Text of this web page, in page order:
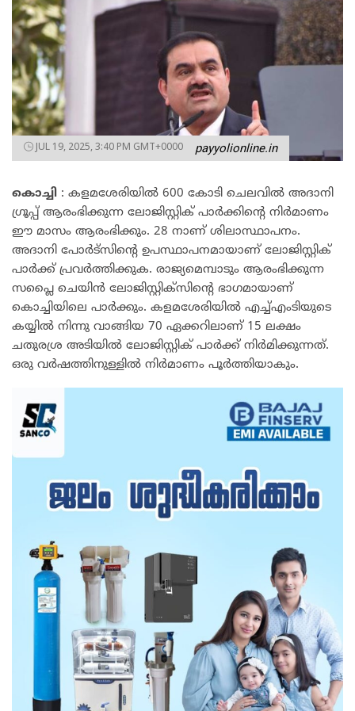
JUL 19, 2025, 3:40 PM GMT+0000 payyolionline.in
കൊച്ചി : കളമശേരിയിൽ 600 കോടി ചെലവിൽ അദാനി
ഗ്രൂപ്പ് ആരംഭിക്കുന്ന ലോജിസ്റ്റിക് പാർക്കിന്റെ നിർമാണം
ഈ മാസം ആരംഭിക്കും. 28 നാണ് ശിലാസ്ഥാപനം.
അദാനി പോർട്സിന്റെ ഉപസ്ഥാപനമായാണ് ലോജിസ്റ്റിക്
പാർക്ക് പ്രവർത്തിക്കുക. രാജ്യമെമ്പാടും ആരംഭിക്കുന്ന
സപ്ലൈ ചെയിൻ ലോജിസ്റ്റിക്സിന്റെ ഭാഗമായാണ്
കൊച്ചിയിലെ പാർക്കും. കളമശേരിയിൽ എച്ച്എംടിയുടെ
കയ്യിൽ നിന്നു വാങ്ങിയ 70 ഏക്കറിലാണ് 15 ലക്ഷം
ചതുരശ്ര അടിയിൽ ലോജിസ്റ്റിക് പാർക്ക് നിർമിക്കുന്നത്.
ഒരു വർഷത്തിനുള്ളിൽ നിർമാണം പൂർത്തിയാകും.